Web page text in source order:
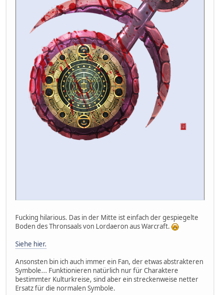
Fucking hilarious. Das in der Mitte ist einfach der gespiegelte
Boden des Thronsaals von Lordaeron aus Warcraft.
Siehe hier.
Ansonsten bin ich auch immer ein Fan, der etwas abstrakteren
Symbole... Funktionieren natürlich nur für Charaktere
bestimmter Kulturkreise, sind aber ein streckenweise netter
Ersatz für die normalen Symbole.